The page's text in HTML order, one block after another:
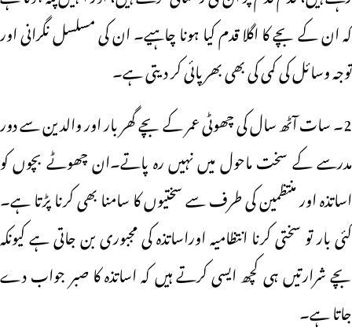
کہ ان کے بچے کا اگلا قدم کیا ہونا چاہیے۔ ان کی مسلسل نگرانی اور
توجہ وسائل کی کمی کی بھی بھرپائی کر دیتی ہے۔
2۔ سات آٹھ سال کی چھوٹی عمر کے بچے گھر بار اور والدین سے دور
مدرسے کے سخت ماحول میں نہیں رہ پاتے۔ان چھوٹے بچوں کو
اساتذہ اور منتظمین کی طرف سے سختیوں کا سامنا بھی کرنا پڑتا ہے۔
کئی بار تو سختی کرنا انتظامیہ اوراساتذہ کی مجبوری بن جاتی ہے کیونکہ
بچے شرارتیں ہی کچھ ایسی کرتے ہیں کہ اساتذہ کا صبر جواب دے
جاتا ہے۔